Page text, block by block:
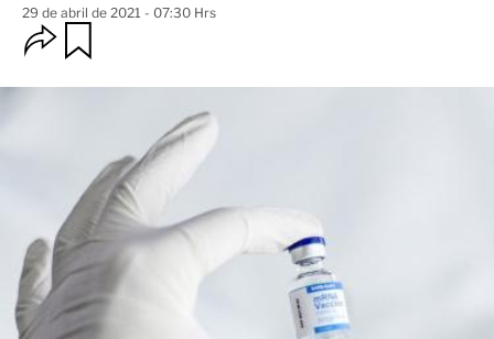
29 de abril de 2021 - 07:30 Hrs
O
p
i
e
c
m
p
r